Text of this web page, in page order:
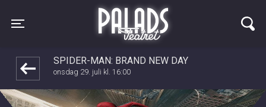
Toggle navigation
Palads Teatret
SPIDER-MAN: BRAND NEW DAY
onsdag 29. juli kl. 16:00
1step-front02 061233